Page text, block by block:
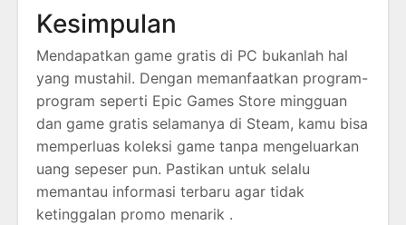
Kesimpulan
Mendapatkan game gratis di PC bukanlah hal
yang mustahil. Dengan memanfaatkan program-
program seperti Epic Games Store mingguan
dan game gratis selamanya di Steam, kamu bisa
memperluas koleksi game tanpa mengeluarkan
uang sepeser pun. Pastikan untuk selalu
memantau informasi terbaru agar tidak
ketinggalan promo menarik .